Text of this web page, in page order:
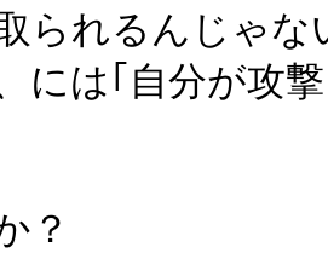
られるんじゃな
には｢自分が攻
？